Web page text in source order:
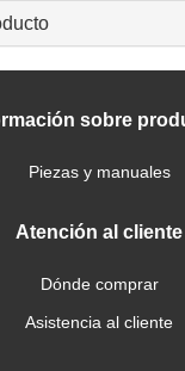
sobre
Piezas y manuales
Atención al cliente
Dónde comprar
Asistencia al cliente